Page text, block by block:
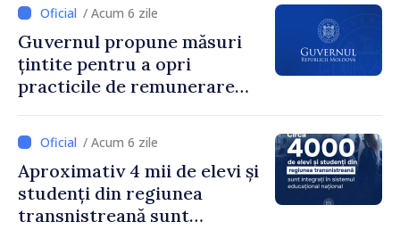
/ Acum 6 zile
Guvernul propune măsuri
țintite pentru a opri
practicile de remunerare
/ Acum 6 zile
Aproximativ 4 mii de elevi și
studenți din regiunea
transnistreană sunt